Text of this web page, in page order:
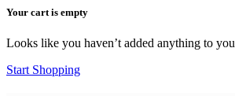
Your cart is empty
Looks like you haven’t added anything to
Start Shopping